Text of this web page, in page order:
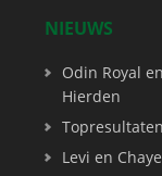
NIEUWS
Odin Royal
Hierden
Levi en